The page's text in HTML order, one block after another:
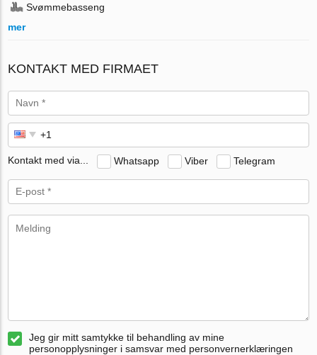
Svømmebasseng
mer
KONTAKT MED FIRMAET
Kontakt med via... Whatsapp Viber Telegram
Jeg gir mitt samtykke til behandling av mine
personopplysninger i samsvar med personvernerklæringen